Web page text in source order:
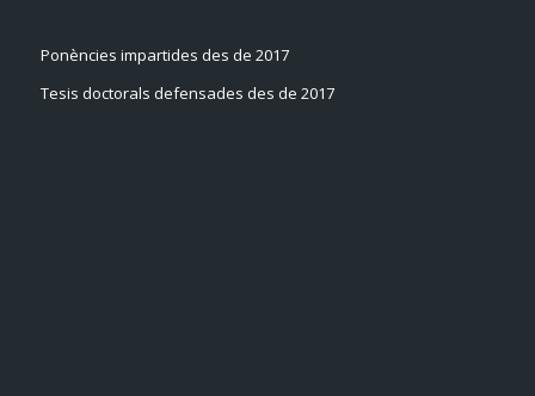
Ponències impartides des de 2017
Tesis doctorals defensades des de 2017